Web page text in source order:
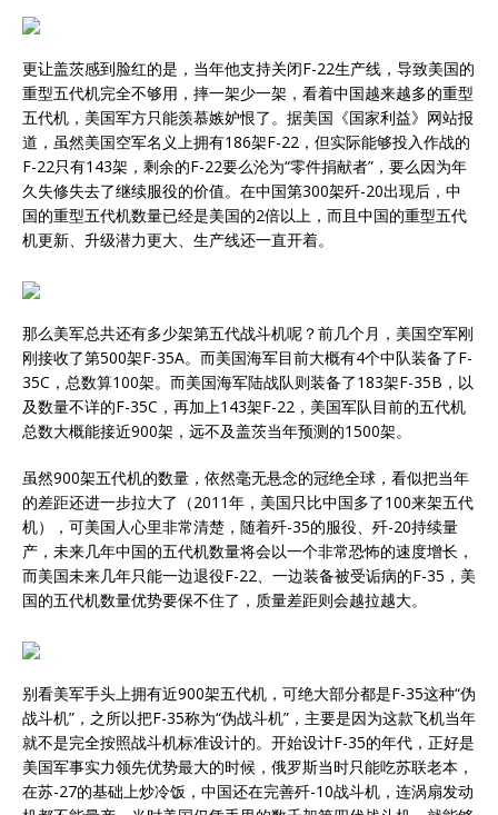
更让盖茨感到脸红的是，当年他支持关闭F-22生产线，导致美国的
重型五代机完全不够用，摔一架少一架，看着中国越来越多的重型
五代机，美国军方只能羡慕嫉妒恨了。据美国《国家利益》网站报
道，虽然美国空军名义上拥有186架F-22，但实际能够投入作战的
F-22只有143架，剩余的F-22要么沦为“零件捐献者”，要么因为年
久失修失去了继续服役的价值。在中国第300架歼-20出现后，中
国的重型五代机数量已经是美国的2倍以上，而且中国的重型五代
机更新、升级潜力更大、生产线还一直开着。
那么美军总共还有多少架第五代战斗机呢？前几个月，美国空军刚
刚接收了第500架F-35A。而美国海军目前大概有4个中队装备了F-
35C，总数算100架。而美国海军陆战队则装备了183架F-35B，以
及数量不详的F-35C，再加上143架F-22，美国军队目前的五代机
总数大概能接近900架，远不及盖茨当年预测的1500架。
虽然900架五代机的数量，依然毫无悬念的冠绝全球，看似把当年
的差距还进一步拉大了（2011年，美国只比中国多了100来架五代
机），可美国人心里非常清楚，随着歼-35的服役、歼-20持续量
产，未来几年中国的五代机数量将会以一个非常恐怖的速度增长，
而美国未来几年只能一边退役F-22、一边装备被受诟病的F-35，美
国的五代机数量优势要保不住了，质量差距则会越拉越大。
别看美军手头上拥有近900架五代机，可绝大部分都是F-35这种“伪
战斗机”，之所以把F-35称为“伪战斗机”，主要是因为这款飞机当年
就不是完全按照战斗机标准设计的。开始设计F-35的年代，正好是
美国军事实力领先优势最大的时候，俄罗斯当时只能吃苏联老本，
在苏-27的基础上炒冷饭，中国还在完善歼-10战斗机，连涡扇发动